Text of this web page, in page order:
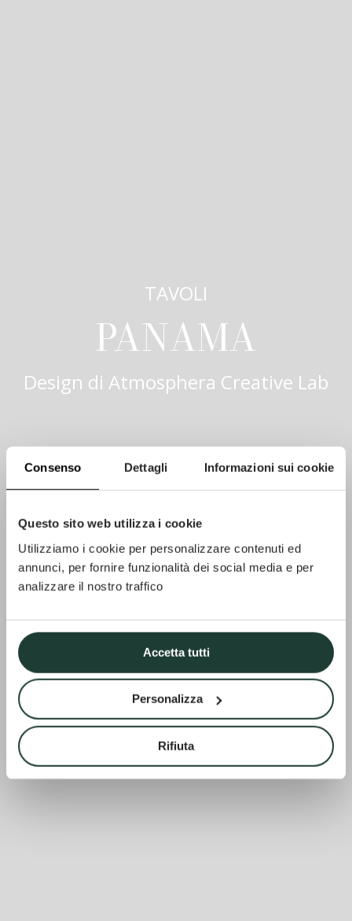
Consenso Dettagli Informazioni sui cookie
Questo sito web utilizza i cookie
Utilizziamo i cookie per personalizzare contenuti ed
annunci, per fornire funzionalità dei social media e per
analizzare il nostro traffico
Accetta tutti
Personalizza
Rifiuta
TAVOLI
PANAMA
Design di Atmosphera Creative Lab